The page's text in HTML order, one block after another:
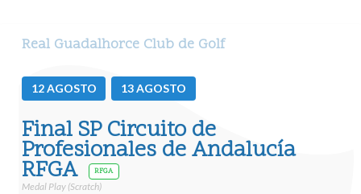
Real Guadalhorce Club de Golf
12AGOSTO 13AGOSTO
Final SP Circuito de
Profesionales de Andalucía
RFGA RFGA
Medal Play (Scratch)